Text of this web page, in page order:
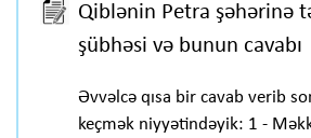
Qiblənin Petra şəhərinə
şübhəsi və bunun cavabı
Əvvəlcə qısa bir cavab verib
keçmək niyyətindəyik: 1 -